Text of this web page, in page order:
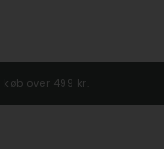
over 499 kr.